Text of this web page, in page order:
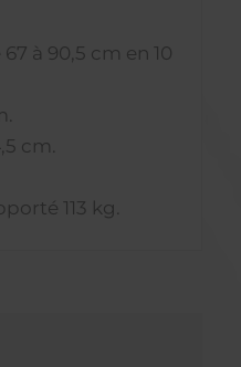
à 90,5 cm en 10
cm.
113 kg.